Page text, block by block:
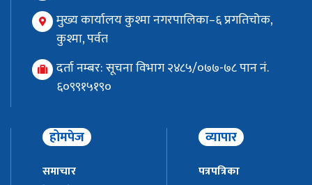
मुख्य कार्यालय कुश्मा नगरपालिका–६ प्रगतिचोक,
कुश्मा, पर्वत
दर्ता नम्बर: सूचना विभाग २४८५/०७७-७८ पान नं.
६०९९१५१९०
होमपेज
समाचार
व्यापार
पत्रपत्रिका